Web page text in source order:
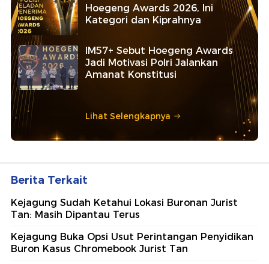
Hoegeng Awards 2026, Ini
Kategori dan Kiprahnya
IM57+ Sebut Hoegeng Awards
Jadi Motivasi Polri Jalankan
Amanat Konstitusi
Lihat Selengkapnya
Berita Terkait
Kejagung Sudah Ketahui Lokasi Buronan Jurist
Tan: Masih Dipantau Terus
Kejagung Buka Opsi Usut Perintangan Penyidikan
Buron Kasus Chromebook Jurist Tan